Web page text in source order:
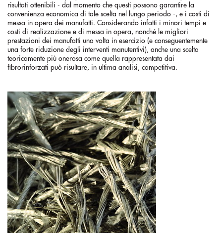
risultati ottenibili - dal momento che questi possono garantire la
convenienza economica di tale scelta nel lungo periodo -, e i costi di
messa in opera dei manufatti. Considerando infatti i minori tempi e
costi di realizzazione e di messa in opera, nonché le migliori
prestazioni dei manufatti una volta in esercizio (e conseguentemente
una forte riduzione degli interventi manutentivi), anche una scelta
teoricamente più onerosa come quella rappresentata dai
fibrorinforzati può risultare, in ultima analisi, competitiva.